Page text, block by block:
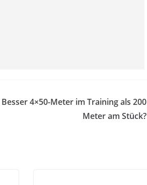
4×50-Meter im Training als 200
Meter am Stück?